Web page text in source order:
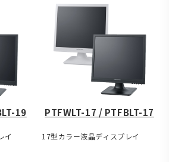
19
イ
PTFWLT-17 / PTFBLT-17
17型カラー液晶ディスプレイ